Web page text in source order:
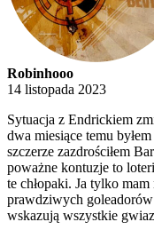
Robinhooo
14 listopada 2023
Sytuacja z Endrickiem
dwa miesiące temu
szczerze zazdrościłem
poważne kontuzje to
te chłopaki. Ja tylko
prawdziwych
wskazują wszystkie